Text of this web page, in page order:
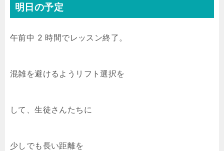
明日の予定
午前中 2 時間でレッスン終了。
混雑を避けるようリフト選択を
して、生徒さんたちに
少しでも長い距離を